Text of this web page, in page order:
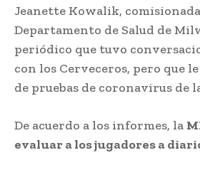
Jeanette Kowalik,
Departamento de Salud de
periódico que tuvo
con los Cerveceros, pero que
de pruebas de coronavirus de
De acuerdo a los informes, la
evaluar a los jugadores a